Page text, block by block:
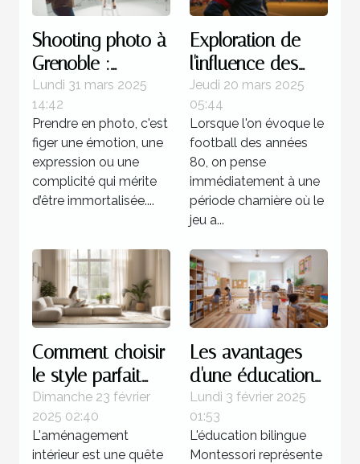
Shooting photo à
Grenoble :
immortalisez vos
moments avec
un professionnel
Lundi 31 mars 2025
14:42
Prendre en photo, c'est
figer une émotion, une
expression ou une
complicité qui mérite
d’être immortalisée....
Exploration de
l'influence des
stratégies
offensives dans
le football des
années 80
Jeudi 20 mars 2025
05:44
Lorsque l'on évoque le
football des années
80, on pense
immédiatement à une
période charnière où le
jeu a...
Comment choisir
le style parfait
pour votre
aménagement
intérieur
Dimanche 23 février
2025 02:40
L'aménagement
intérieur est une quête
Les avantages
d'une éducation
bilingue
Montessori dès la
petite enfance
Lundi 3 février 2025
01:53
L'éducation bilingue
Montessori représente